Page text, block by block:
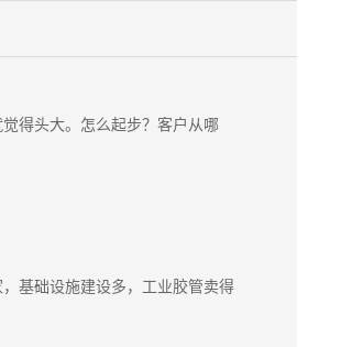
得头大。怎么起步？客户从哪
基础设施建设多，工业胶管卖得